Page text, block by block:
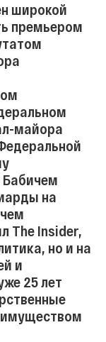
широкой
премьером
майора
Бабичем
на
The Insider,
но и на
и
25 лет
имуществом